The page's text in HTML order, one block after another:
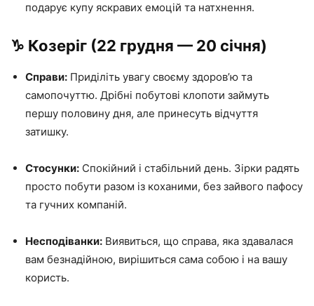
подарує купу яскравих емоцій та натхнення.
♑️ Козеріг (22 грудня — 20 січня)
Справи: Приділіть увагу своєму здоров’ю та
самопочуттю. Дрібні побутові клопоти займуть
першу половину дня, але принесуть відчуття
затишку.
Стосунки: Спокійний і стабільний день. Зірки радять
просто побути разом із коханими, без зайвого пафосу
та гучних компаній.
Несподіванки: Виявиться, що справа, яка здавалася
вам безнадійною, вирішиться сама собою і на вашу
користь.